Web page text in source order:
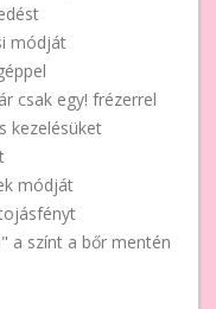
módját
csak egy! frézerrel
kezelésüket
módját
a színt a bőr mentén